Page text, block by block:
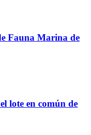
Fauna Marina de
lote en común de